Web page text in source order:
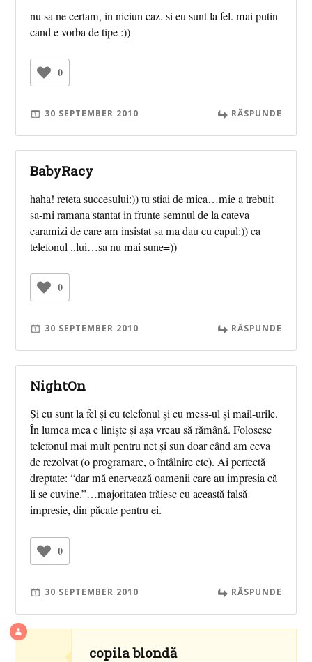
nu sa ne certam, in niciun caz. si eu sunt la fel. mai putin
cand e vorba de tipe :))
0
30 SEPTEMBER 2010 RĂSPUNDE
BabyRacy
haha! reteta succesului:)) tu stiai de mica…mie a trebuit
sa-mi ramana stantat in frunte semnul de la cateva
caramizi de care am insistat sa ma dau cu capul:)) ca
telefonul ..lui…sa nu mai sune=))
0
30 SEPTEMBER 2010 RĂSPUNDE
NightOn
Și eu sunt la fel și cu telefonul și cu mess-ul și mail-urile.
În lumea mea e liniște și așa vreau să rămână. Folosesc
telefonul mai mult pentru net și sun doar când am ceva
de rezolvat (o programare, o întâlnire etc). Ai perfectă
dreptate: “dar mă enervează oamenii care au impresia că
li se cuvine.”…majoritatea trăiesc cu această falsă
impresie, din păcate pentru ei.
0
30 SEPTEMBER 2010 RĂSPUNDE
copila blondă